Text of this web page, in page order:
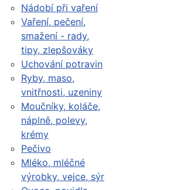
Nádobí při vaření
Vaření, pečení,
smažení - rady,
tipy, zlepšováky
Uchování potravin
Ryby, maso,
vnitřnosti, uzeniny
Moučníky, koláče,
náplně, polevy,
krémy
Pečivo
Mléko, mléčné
výrobky, vejce, sýr